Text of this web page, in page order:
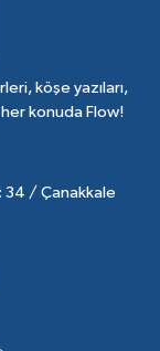
köşe yazıları,
konuda Flow!
34 / Çanakkale